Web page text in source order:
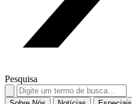
Pesquisa
Search
for: